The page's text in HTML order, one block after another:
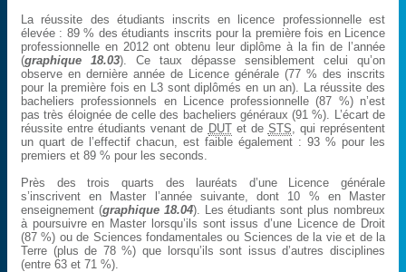
La réussite des étudiants inscrits en licence professionnelle est
élevée : 89 % des étudiants inscrits pour la première fois en Licence
professionnelle en 2012 ont obtenu leur diplôme à la fin de l’année
(graphique 18.03). Ce taux dépasse sensiblement celui qu’on
observe en dernière année de Licence générale (77 % des inscrits
pour la première fois en L3 sont diplômés en un an). La réussite des
bacheliers professionnels en Licence professionnelle (87 %) n’est
pas très éloignée de celle des bacheliers généraux (91 %). L’écart de
réussite entre étudiants venant de DUTet de STS , qui représentent
un quart de l’effectif chacun, est faible également : 93 % pour les
premiers et 89 % pour les seconds.
Près des trois quarts des lauréats d’une Licence générale
s’inscrivent en Master l’année suivante, dont 10 % en Master
enseignement (graphique 18.04). Les étudiants sont plus nombreux
à poursuivre en Master lorsqu’ils sont issus d’une Licence de Droit
(87 %) ou de Sciences fondamentales ou Sciences de la vie et de la
Terre (plus de 78 %) que lorsqu’ils sont issus d’autres disciplines
(entre 63 et 71 %).